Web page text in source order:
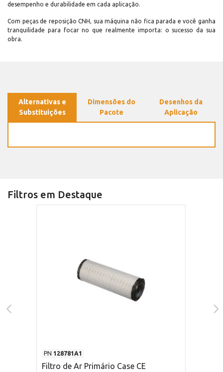
desempenho e durabilidade em cada aplicação.
Com peças de reposição CNH, sua máquina não fica parada e você ganha
tranquilidade para focar no que realmente importa: o sucesso da sua
obra.
Alternativas e
Substituições
Dimensões do
Pacote
Desenhos da
Aplicação
Filtros em Destaque
PN 128781A1
Filtro de Ar Primário Case CE